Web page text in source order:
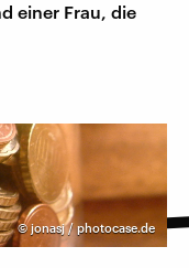
einer Frau, die
©jonasj / photocase.de